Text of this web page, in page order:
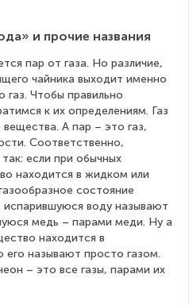
и прочие названия
пар от газа. Но различие,
чайника выходит именно
газ. Чтобы правильно
к их определениям. Газ
А пар – это газ,
Соответственно,
если при обычных
находится в жидком или
состояние
воду называют
медь – парами меди. Ну а
находится в
его называют просто газом.
– это все газы, парами их